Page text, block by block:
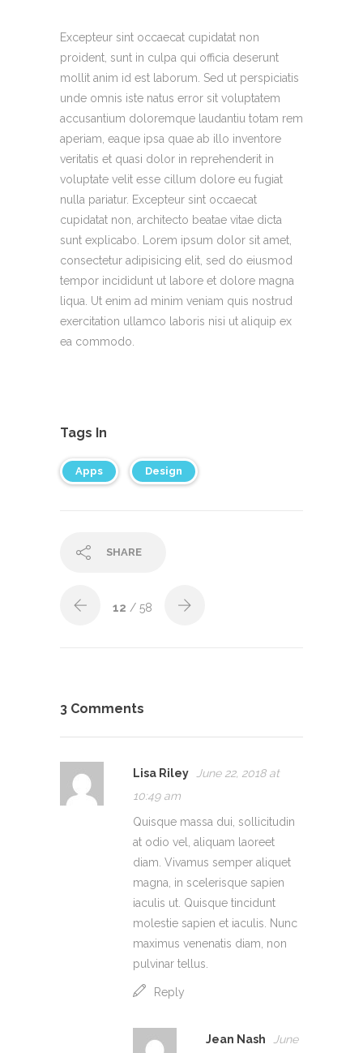
Excepteur sint occaecat cupidatat non
proident, sunt in culpa qui officia deserunt
mollit anim id est laborum. Sed ut perspiciatis
unde omnis iste natus error sit voluptatem
accusantium doloremque laudantiu totam rem
aperiam, eaque ipsa quae ab illo inventore
veritatis et quasi dolor in reprehenderit in
voluptate velit esse cillum dolore eu fugiat
nulla pariatur. Excepteur sint occaecat
cupidatat non, architecto beatae vitae dicta
sunt explicabo. Lorem ipsum dolor sit amet,
consectetur adipisicing elit, sed do eiusmod
tempor incididunt ut labore et dolore magna
liqua. Ut enim ad minim veniam quis nostrud
exercitation ullamco laboris nisi ut aliquip ex
ea commodo.
Tags In
Apps Design
SHARE
12 / 58
3 Comments
Lisa Riley
June 22, 2018 at
10:49 am
Quisque massa dui, sollicitudin
at odio vel, aliquam laoreet
diam. Vivamus semper aliquet
magna, in scelerisque sapien
iaculis ut. Quisque tincidunt
molestie sapien et iaculis. Nunc
maximus venenatis diam, non
pulvinar tellus.
Reply
Jean Nash June